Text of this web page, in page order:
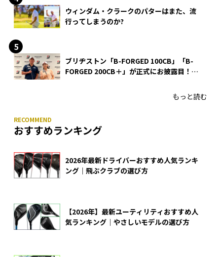
ウィンダム・クラークのパターはまた、流
行ってしまうのか?
ブリヂストン「B-FORGED 100CB」「B-
FORGED 200CB＋」が正式にお披露目！
もっと読む
おすすめランキング
2026年最新ドライバーおすすめ人気ランキ
ング｜飛ぶクラブの選び方
【2026年】最新ユーティリティおすすめ人
気ランキング｜やさしいモデルの選び方